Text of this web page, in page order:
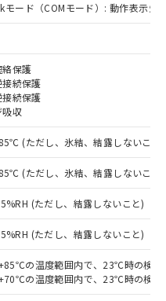
モード（COMモード）: 動作表示
保護
接続保護
接続保護
収
(ただし、氷結、結露しないこと)
(ただし、氷結、結露しないこと)
(ただし、結露しないこと)
(ただし、結露しないこと)
の温度範囲内で、23℃時の検
の温度範囲内で、23℃時の検
き、同意のうえ
制御機器事業取扱
および標準価格
いただくもので
扱商品の中には、
となる商品もある
指令（10物質）の
供可能な商品で
（10物質）の非含
える予定のある
指令（10物質）の
対応品を出す予
指令（10物質）の
中または確認中の
など無形物で、有
品です。
非含有部品として
有率が中国RoHSの
します。
率が中国RoHSの